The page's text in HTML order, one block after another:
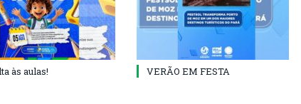
às aulas! VERÃO EM FESTA